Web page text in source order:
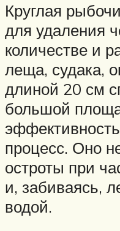
Круглая
для удаления
количестве и
леща, судака,
длиной 20 см
большой
процесс. Оно
остроты при
и, забиваясь,
водой.